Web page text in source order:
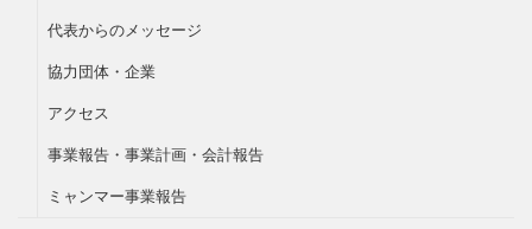
代表からのメッセージ
協力団体・企業
アクセス
事業報告・事業計画・会計報告
ミャンマー事業報告